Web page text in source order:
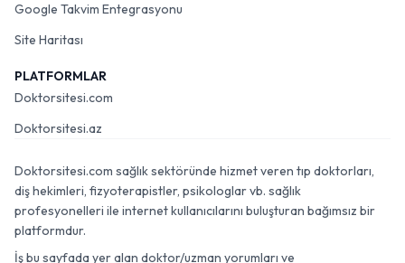
Google Takvim Entegrasyonu
Site Haritası
PLATFORMLAR
Doktorsitesi.com
Doktorsitesi.az
Doktorsitesi.com sağlık sektöründe hizmet veren tıp doktorları,
diş hekimleri, fizyoterapistler, psikologlar vb. sağlık
profesyonelleri ile internet kullanıcılarını buluşturan bağımsız bir
platformdur.
İş bu sayfada yer alan doktor/uzman yorumları ve